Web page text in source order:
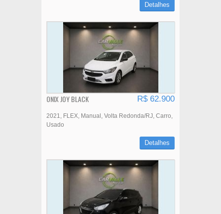
Detalhes
ONIX JOY BLACK R$ 62.900
2021 FLEX Manual Volta Redonda/RJ Carro
Usado
Detalhes